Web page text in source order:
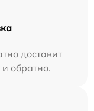
доставит
обратно.